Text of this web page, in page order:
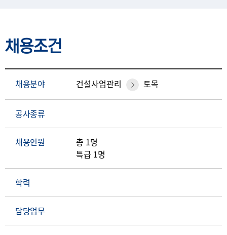
채용조건
채용분야 건설사업관리 토목
공사종류
채용인원
총 1명
특급 1명
학력
담당업무